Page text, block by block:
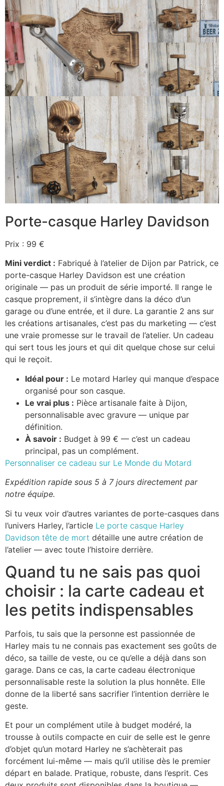
Porte-casque Harley Davidson
Prix : 99 €
Mini verdict : Fabriqué à l’atelier de Dijon par Patrick, ce
porte-casque Harley Davidson est une création
originale — pas un produit de série importé. Il range le
casque proprement, il s’intègre dans la déco d’un
garage ou d’une entrée, et il dure. La garantie 2 ans sur
les créations artisanales, c’est pas du marketing — c’est
une vraie promesse sur le travail de l’atelier. Un cadeau
qui sert tous les jours et qui dit quelque chose sur celui
qui le reçoit.
Idéal pour : Le motard Harley qui manque d’espace
organisé pour son casque.
Le vrai plus : Pièce artisanale faite à Dijon,
personnalisable avec gravure — unique par
définition.
À savoir : Budget à 99 € — c’est un cadeau
principal, pas un complément.
Personnaliser ce cadeau sur Le Monde du Motard
Expédition rapide sous 5 à 7 jours directement par
notre équipe.
Si tu veux voir d’autres variantes de porte-casques dans
l’univers Harley, l’article Le porte casque Harley
Davidson tête de mort détaille une autre création de
l’atelier — avec toute l’histoire derrière.
Quand tu ne sais pas quoi
choisir : la carte cadeau et
les petits indispensables
Parfois, tu sais que la personne est passionnée de
Harley mais tu ne connais pas exactement ses goûts de
déco, sa taille de veste, ou ce qu’elle a déjà dans son
garage. Dans ce cas, la carte cadeau électronique
personnalisable reste la solution la plus honnête. Elle
donne de la liberté sans sacrifier l’intention derrière le
geste.
Et pour un complément utile à budget modéré, la
trousse à outils compacte en cuir de selle est le genre
d’objet qu’un motard Harley ne s’achèterait pas
forcément lui-même — mais qu’il utilise dès le premier
départ en balade. Pratique, robuste, dans l’esprit. Ces